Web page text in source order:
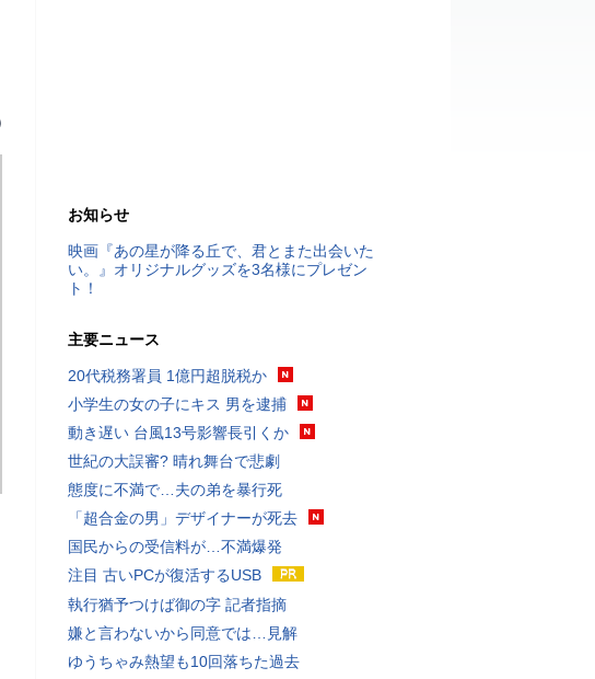
お知らせ
映画『あの星が降る丘で、君とまた出会いた
い。』オリジナルグッズを3名様にプレゼン
ト！
主要ニュース
20代税務署員 1億円超脱税か
小学生の女の子にキス 男を逮捕
動き遅い 台風13号影響長引くか
世紀の大誤審? 晴れ舞台で悲劇
態度に不満で…夫の弟を暴行死
「超合金の男」デザイナーが死去
国民からの受信料が…不満爆発
注目 古いPCが復活するUSB
執行猶予つけば御の字 記者指摘
嫌と言わないから同意では…見解
ゆうちゃみ熱望も10回落ちた過去